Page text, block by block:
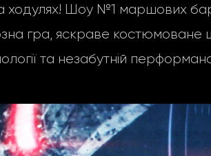
Шоу №1 маршових
гра, яскраве костюмоване
та незабутній